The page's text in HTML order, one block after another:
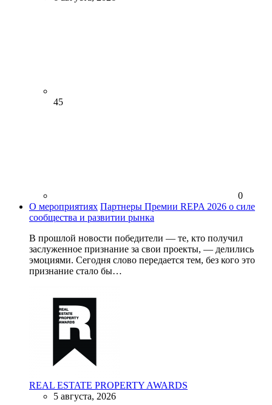
45
0
О мероприятиях Партнеры Премии REPA 2026 о силе
сообщества и развитии рынка
В прошлой новости победители — те, кто получил
заслуженное признание за свои проекты, — делились
эмоциями. Сегодня слово передается тем, без кого это
признание стало бы…
REAL ESTATE PROPERTY AWARDS
5 августа, 2026